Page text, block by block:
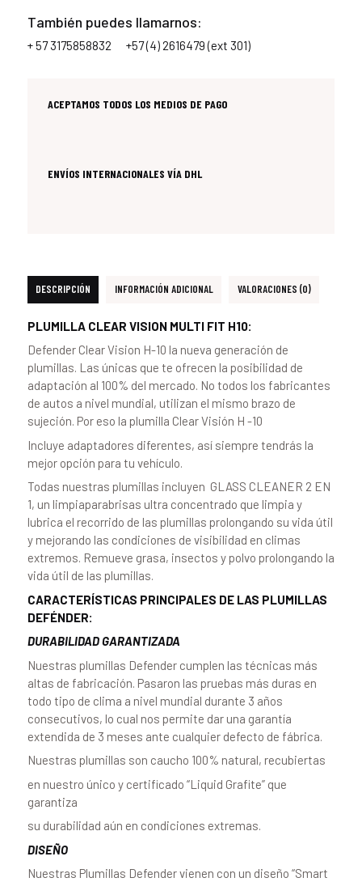
También puedes llamarnos:
+ 57 3175858832 +57 (4) 2616479 (ext 301)
ACEPTAMOS TODOS LOS MEDIOS DE PAGO
ENVÍOS INTERNACIONALES VÍA DHL
DESCRIPCIÓN INFORMACIÓN ADICIONAL VALORACIONES (0)
PLUMILLA CLEAR VISION MULTI FIT H10:
Defender Clear Vision H-10 la nueva generación de
plumillas. Las únicas que te ofrecen la posibilidad de
adaptación al 100% del mercado. No todos los fabricantes
de autos a nivel mundial, utilizan el mismo brazo de
sujeción. Por eso la plumilla Clear Visión H -10
Incluye adaptadores diferentes, así siempre tendrás la
mejor opción para tu vehículo.
Todas nuestras plumillas incluyen GLASS CLEANER 2 EN
1, un limpiaparabrisas ultra concentrado que limpia y
lubrica el recorrido de las plumillas prolongando su vida útil
y mejorando las condiciones de visibilidad en climas
extremos. Remueve grasa, insectos y polvo prolongando la
vida útil de las plumillas.
CARACTERÍSTICAS PRINCIPALES DE LAS PLUMILLAS
DEFÉNDER:
DURABILIDAD GARANTIZADA
Nuestras plumillas Defender cumplen las técnicas más
altas de fabricación. Pasaron las pruebas más duras en
todo tipo de clima a nivel mundial durante 3 años
consecutivos, lo cual nos permite dar una garantía
extendida de 3 meses ante cualquier defecto de fábrica.
Nuestras plumillas son caucho 100% natural, recubiertas
en nuestro único y certificado “Liquid Grafite” que
garantiza
su durabilidad aún en condiciones extremas.
DISEÑO
Nuestras Plumillas Defender vienen con un diseño “Smart